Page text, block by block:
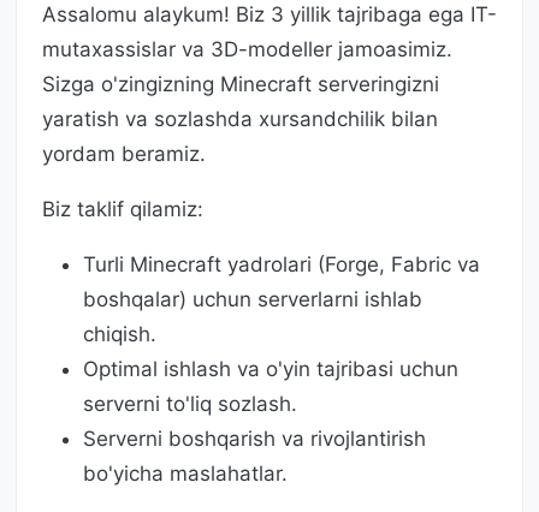
Assalomu alaykum! Biz 3 yillik tajribaga ega IT-
mutaxassislar va 3D-modeller jamoasimiz.
Sizga o'zingizning Minecraft serveringizni
yaratish va sozlashda xursandchilik bilan
yordam beramiz.
Biz taklif qilamiz:
Turli Minecraft yadrolari (Forge, Fabric va
boshqalar) uchun serverlarni ishlab
chiqish.
Optimal ishlash va o'yin tajribasi uchun
serverni to'liq sozlash.
Serverni boshqarish va rivojlantirish
bo'yicha maslahatlar.